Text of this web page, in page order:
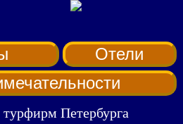
Отели
Петербурга